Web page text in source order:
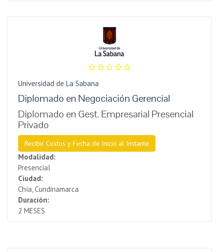
Universidad de La Sabana
Diplomado en Negociación Gerencial
Diplomado en Gest. Empresarial Presencial
Privado
Recibir Costos y Fecha de Inicio al Instante
Modalidad:
Presencial
Ciudad:
Chía, Cundinamarca
Duración:
2 MESES